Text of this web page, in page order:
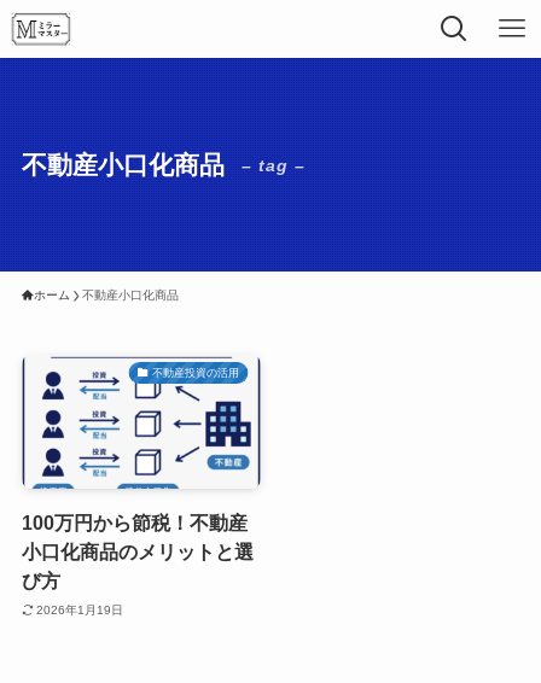
不動産小口化商品 – tag –
ホーム 不動産小口化商品
不動産投資の活用
100万円から節税！不動産
小口化商品のメリットと選
び方
2026年1月19日